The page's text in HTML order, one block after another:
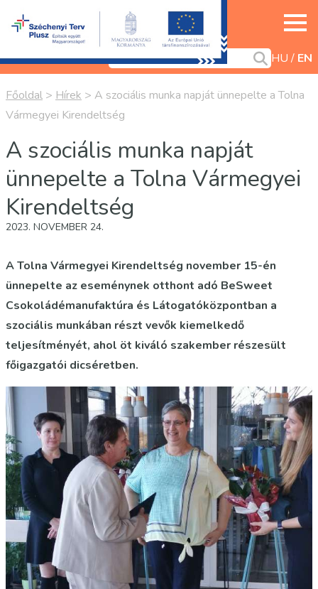
HU EN
Főoldal > Hírek > A szociális munka napját ünnepelte a Tolna
Vármegyei Kirendeltség
A szociális munka napját
ünnepelte a Tolna Vármegyei
Kirendeltség
2023. NOVEMBER 24.
A Tolna Vármegyei Kirendeltség november 15-én
ünnepelte az eseménynek otthont adó BeSweet
Csokoládémanufaktúra és Látogatóközpontban a
szociális munkában részt vevők kiemelkedő
teljesítményét, ahol öt kiváló szakember részesült
főigazgatói dicséretben.